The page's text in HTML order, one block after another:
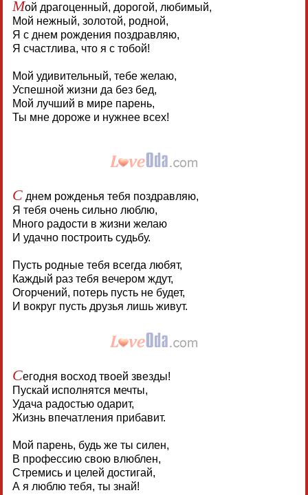
Мой драгоценный, дорогой, любимый,
Мой нежный, золотой, родной,
Я с днем рождения поздравляю,
Я счастлива, что я с тобой!
Мой удивительный, тебе желаю,
Успешной жизни да без бед,
Мой лучший в мире парень,
Ты мне дороже и нужнее всех!
Сднем рожденья тебя поздравляю,
Я тебя очень сильно люблю,
Много радости в жизни желаю
И удачно построить судьбу.
Пусть родные тебя всегда любят,
Каждый раз тебя вечером ждут,
Огорчений, потерь пусть не будет,
И вокруг пусть друзья лишь живут.
Сегодня восход твоей звезды!
Пускай исполнятся мечты,
Удача радостью одарит,
Жизнь впечатления прибавит.
Мой парень, будь же ты силен,
В профессию свою влюблен,
Стремись и целей достигай,
А я люблю тебя, ты знай!